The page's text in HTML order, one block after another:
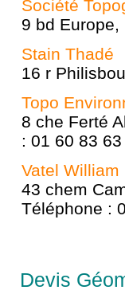
Société
9 bd
Stain Thadé
16 r
Topo
8 che Ferté
: 01 60 83 63
Vatel William
43 chem
Téléphone :
Devis